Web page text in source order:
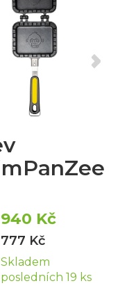
940 Kč
777 Kč
Skladem
posledních 19 ks